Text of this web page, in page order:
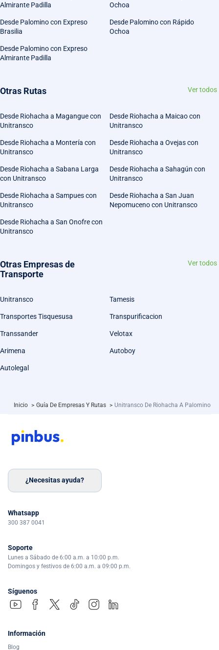
Almirante Padilla
Ochoa
Desde Palomino con Expreso
Brasilia
Desde Palomino con Rápido
Ochoa
Desde Palomino con Expreso
Almirante Padilla
Otras Rutas Ver todos
Desde Riohacha a Magangue con
Unitransco
Desde Riohacha a Maicao con
Unitransco
Desde Riohacha a Montería con
Unitransco
Desde Riohacha a Ovejas con
Unitransco
Desde Riohacha a Sabana Larga
con Unitransco
Desde Riohacha a Sahagún con
Unitransco
Desde Riohacha a Sampues con
Unitransco
Desde Riohacha a San Juan
Nepomuceno con Unitransco
Desde Riohacha a San Onofre con
Unitransco
Otras Empresas de
Transporte
Ver todos
Unitransco Tamesis
Transportes Tisquesusa Transpurificacion
Transsander Velotax
Arimena Autoboy
Autolegal
Inicio > Guía De Empresas Y Rutas > Unitransco De Riohacha A Palomino
¿Necesitas ayuda?
Whatsapp
300 387 0041
Soporte
Lunes a Sábado de 6:00 a.m. a 10:00 p.m.
Domingos y festivos de 6:00 a.m. a 09:00 p.m.
Síguenos
Información
Blog